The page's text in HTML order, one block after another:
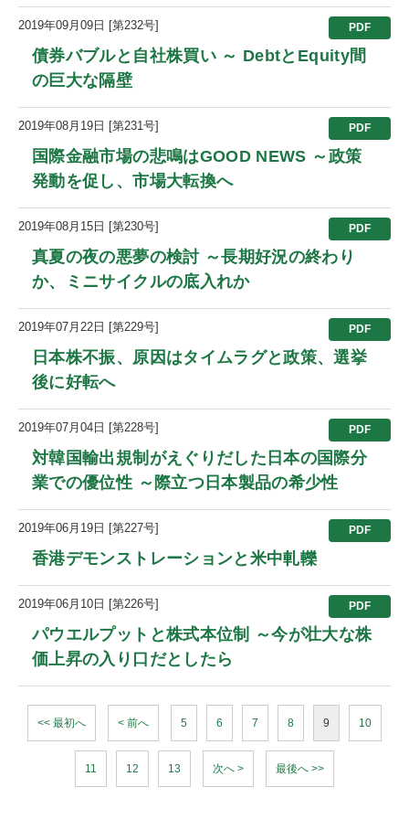
PDF
2019年09月09日 [第232号]
債券バブルと自社株買い ～ DebtとEquity間
の巨大な隔壁
PDF
2019年08月19日 [第231号]
国際金融市場の悲鳴はGOOD NEWS ～政策
発動を促し、市場大転換へ
PDF
2019年08月15日 [第230号]
真夏の夜の悪夢の検討 ～長期好況の終わり
か、ミニサイクルの底入れか
PDF
2019年07月22日 [第229号]
日本株不振、原因はタイムラグと政策、選挙
後に好転へ
PDF
2019年07月04日 [第228号]
対韓国輸出規制がえぐりだした日本の国際分
業での優位性 ～際立つ日本製品の希少性
PDF
2019年06月19日 [第227号]
香港デモンストレーションと米中軋轢
PDF
2019年06月10日 [第226号]
パウエルプットと株式本位制 ～今が壮大な株
価上昇の入り口だとしたら
<< 最初へ < 前へ 5 6 7 8 9 10
11 12 13 次へ > 最後へ >>